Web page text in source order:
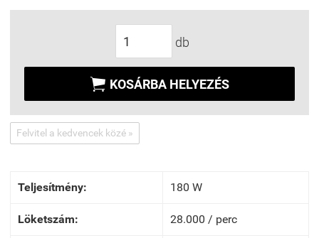
db
 KOSÁRBA HELYEZÉS
Felvitel a kedvencek közé »
Teljesítmény: 180 W
Löketszám: 28.000 / perc